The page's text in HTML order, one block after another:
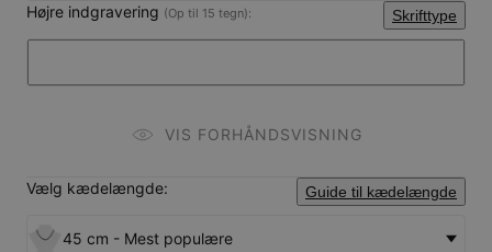
Højre indgravering (Op til 15 tegn): Skrifttype
VIS FORHÅNDSVISNING
Vælg kædelængde: Guide til kædelængde
45 cm - Mest populære